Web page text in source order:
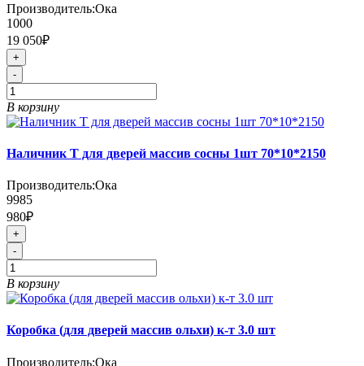
Производитель:Ока
1000
19 050₽
+
-
В корзину
Наличник Т для дверей массив сосны 1шт 70*10*2150
Производитель:Ока
9985
980₽
+
-
В корзину
Коробка (для дверей массив ольхи) к-т 3.0 шт
Производитель:Ока